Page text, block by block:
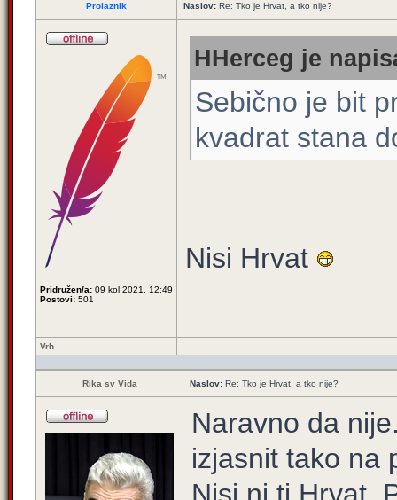
Prolaznik Naslov: Re: Tko je Hrvat, a tko nije?
Pridružen/a: 09 kol 2021, 12:49
Postovi: 501
HHerceg je
Sebično je bit
kvadrat stana
Nisi Hrvat
Vrh
Rika sv Vida Naslov: Re: Tko je Hrvat, a tko nije?
Naravno da
izjasnit tako na